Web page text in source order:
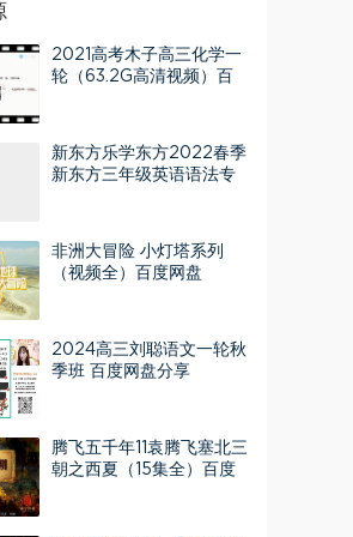
2021高考木子高三化学一
轮（63.2G高清视频）百
新东方乐学东方2022春季
新东方三年级英语语法专
非洲大冒险 小灯塔系列
（视频全）百度网盘
2024高三刘聪语文一轮秋
季班 百度网盘分享
腾飞五千年11袁腾飞塞北三
朝之西夏（15集全）百度